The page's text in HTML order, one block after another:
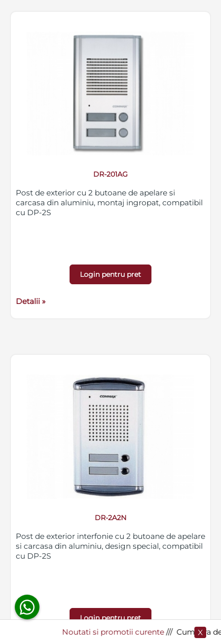
Noutati si promotii curente​/// Cumpara de la
X
DR-201AG
Post de exterior cu 2 butoane de apelare si
carcasa din aluminiu, montaj ingropat, compatibil
cu DP-2S
Login pentru pret
Detalii »
DR-2A2N
Post de exterior interfonie cu 2 butoane de apelare
si carcasa din aluminiu, design special, compatibil
cu DP-2S
Login pentru pret
Toate drepturile rezervate.